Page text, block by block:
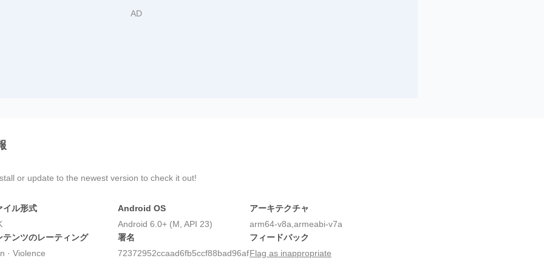
or update to the newest version to check it out!
イル形式
Android OS
Android 6.0+ (M, API 23)
アーキテクチャ
arm64-v8a,armeabi-v7a
テンツのレーティング
· Violence
署名
72372952ccaad6fb5ccf88bad96af
フィードバック
Flag as inappropriate